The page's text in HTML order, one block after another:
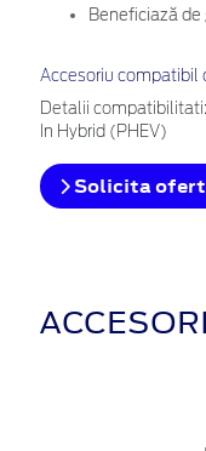
Beneficiază
Accesoriu compatibil
Detalii
In Hybrid (PHEV)
Solicita